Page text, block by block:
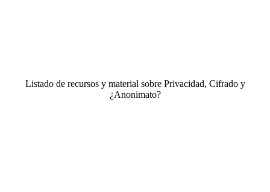
Listado de recursos y material sobre Privacidad, Cifrado y
¿Anonimato?